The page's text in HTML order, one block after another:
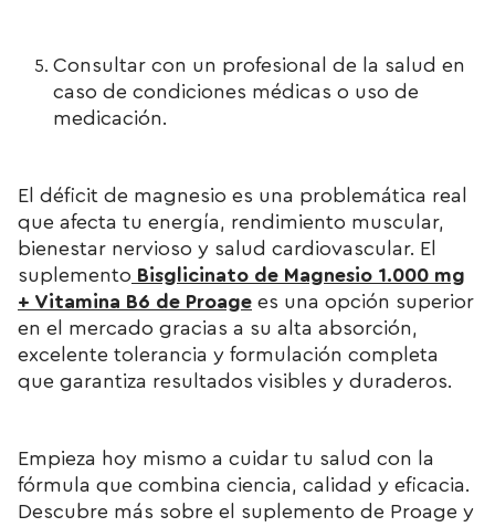
Consultar con un profesional de la salud en
caso de condiciones médicas o uso de
medicación.
El déficit de magnesio es una problemática real
que afecta tu energía, rendimiento muscular,
bienestar nervioso y salud cardiovascular. El
suplemento Bisglicinato de Magnesio 1.000 mg
+ Vitamina B6 de Proage es una opción superior
en el mercado gracias a su alta absorción,
excelente tolerancia y formulación completa
que garantiza resultados visibles y duraderos.
Empieza hoy mismo a cuidar tu salud con la
fórmula que combina ciencia, calidad y eficacia.
Descubre más sobre el suplemento de Proage y